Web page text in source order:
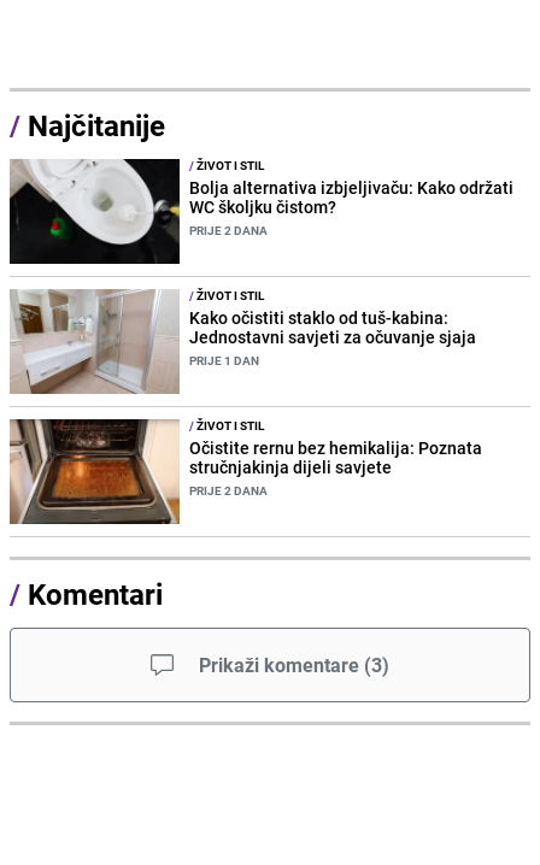
/ Najčitanije
/ŽIVOT I STIL
Bolja alternativa izbjeljivaču: Kako održati
WC školjku čistom?
PRIJE 2 DANA
/ŽIVOT I STIL
Kako očistiti staklo od tuš-kabina:
Jednostavni savjeti za očuvanje sjaja
PRIJE 1 DAN
/ŽIVOT I STIL
Očistite rernu bez hemikalija: Poznata
stručnjakinja dijeli savjete
PRIJE 2 DANA
/ Komentari
Prikaži komentare (3)